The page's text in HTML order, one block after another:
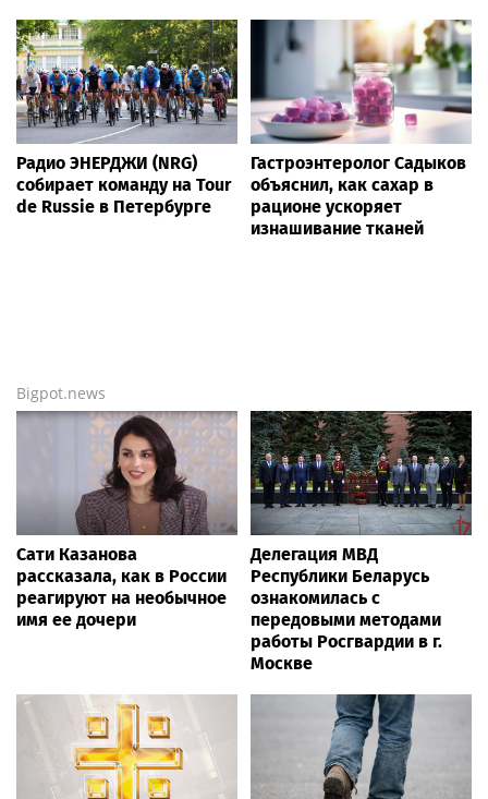
Радио ЭНЕРДЖИ (NRG)
собирает команду на Tour
de Russie в Петербурге
Гастроэнтеролог Садыков
объяснил, как сахар в
рационе ускоряет
изнашивание тканей
Bigpot.news
Сати Казанова
рассказала, как в России
реагируют на необычное
имя ее дочери
Делегация МВД
Республики Беларусь
ознакомилась с
передовыми методами
работы Росгвардии в г.
Москве